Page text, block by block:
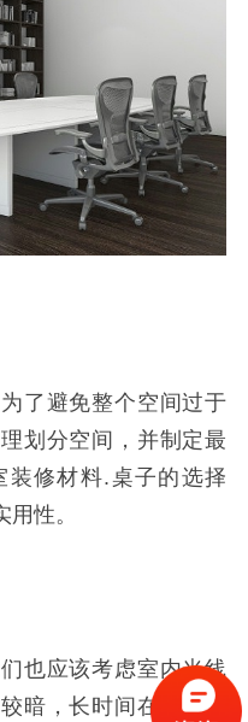
了避免整个空间过于
划分空间，并制定最
装修材料.桌子的选择
性。
也应该考虑室内光线
暗，长时间在这种环